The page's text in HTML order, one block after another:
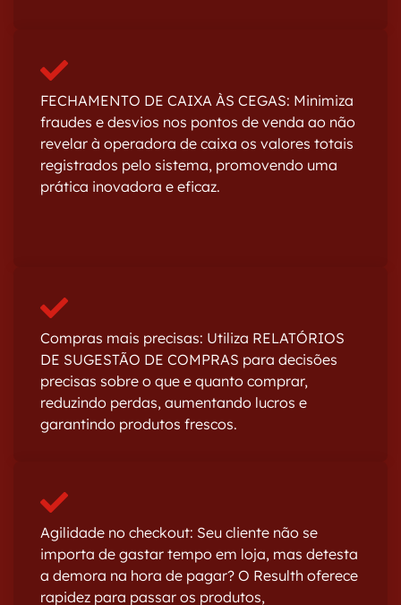
FECHAMENTO DE CAIXA ÀS CEGAS: Minimiza
fraudes e desvios nos pontos de venda ao não
revelar à operadora de caixa os valores totais
registrados pelo sistema, promovendo uma
prática inovadora e eficaz.
Compras mais precisas: Utiliza RELATÓRIOS
DE SUGESTÃO DE COMPRAS para decisões
precisas sobre o que e quanto comprar,
reduzindo perdas, aumentando lucros e
garantindo produtos frescos.
Agilidade no checkout: Seu cliente não se
importa de gastar tempo em loja, mas detesta
a demora na hora de pagar? O Resulth oferece
rapidez para passar os produtos,